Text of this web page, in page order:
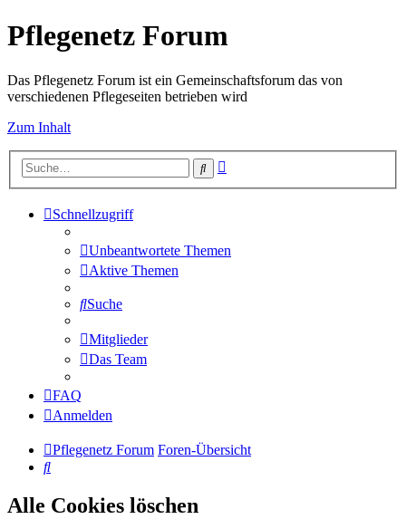
Pflegenetz Forum
Das Pflegenetz Forum ist ein Gemeinschaftsforum das von
verschiedenen Pflegeseiten betrieben wird
Zum Inhalt
Suche
Schnellzugriff
Unbeantwortete Themen
Aktive Themen
Suche
Mitglieder
Das Team
FAQ
Anmelden
Pflegenetz Forum Foren-Übersicht
Suche
Alle Cookies löschen